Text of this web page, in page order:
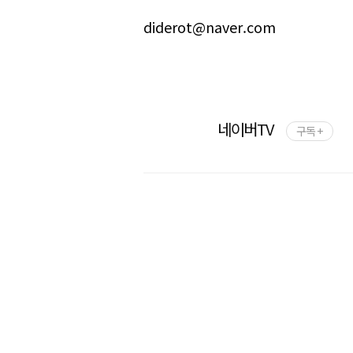
diderot@naver.com
네이버TV 구독 +